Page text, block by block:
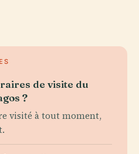
de visite du
?
visité à tout moment,